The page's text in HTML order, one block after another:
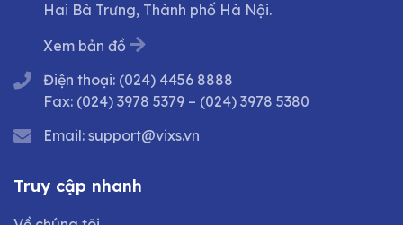
Hai Bà Trưng, Thành phố Hà Nội.
Xem bản đồ
Điện thoại: (024) 4456 8888
Fax: (024) 3978 5379 – (024) 3978 5380
Email: support@vixs.vn
Truy cập nhanh